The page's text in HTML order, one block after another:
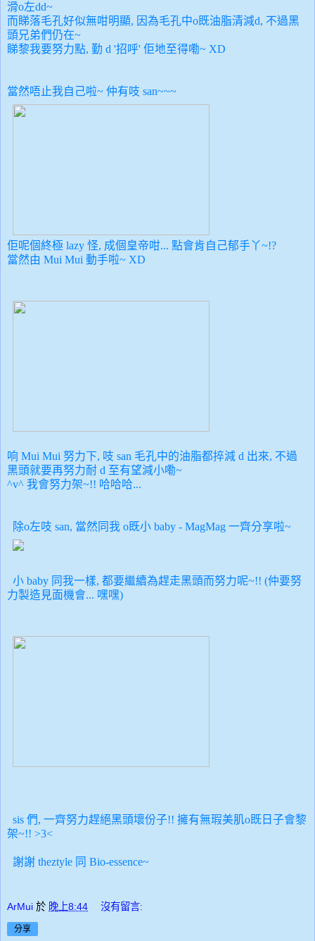
滑o左dd~
而睇落毛孔好似無咁明顯, 因為毛孔中o既油脂清減d, 不過黑
頭兄弟們仍在~
睇黎我要努力點, 勤 d '招呼' 佢地至得嘞~ XD
當然唔止我自己啦~ 仲有吱 san~~~
佢呢個終極 lazy 怪, 成個皇帝咁... 點會肯自己郁手丫~!?
當然由 Mui Mui 動手啦~ XD
响 Mui Mui 努力下, 吱 san 毛孔中的油脂都捽減 d 出來, 不過
黑頭就要再努力耐 d 至有望減小嘞~
^v^ 我會努力架~!! 哈哈哈...
除o左吱 san, 當然同我 o既小 baby - MagMag 一齊分享啦~
小 baby 同我一樣, 都要繼續為趕走黑頭而努力呢~!! (仲要努
力製造見面機會... 嘿嘿)
sis 們, 一齊努力趕絕黑頭壞份子!! 擁有無瑕美肌o既日子會黎
架~!! >3<
謝謝 theztyle 同 Bio-essence~
ArMui 於 晚上8:44 沒有留言:
分享